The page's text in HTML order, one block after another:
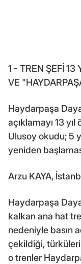
1 - TREN ŞEFİ 13
VE
Haydarpaşa
açıklamayı 13
Ulusoy okudu; 5
yeniden
Arzu KAYA,
Haydarpaşa
kalkan ana hat
nedeniyle basın
çekildiği,
o trenler